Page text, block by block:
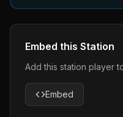
Embed this Station
Add this station player
Embed